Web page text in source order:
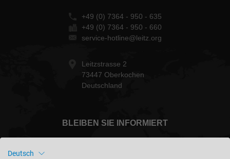
+49 (0) 7364 - 950 - 635
+49 (0) 7364 - 950 - 660
service-hotline@leitz.org
Leitzstrasse 2
73447 Oberkochen
Deutschland
BLEIBEN SIE INFORMIERT
Deutsch